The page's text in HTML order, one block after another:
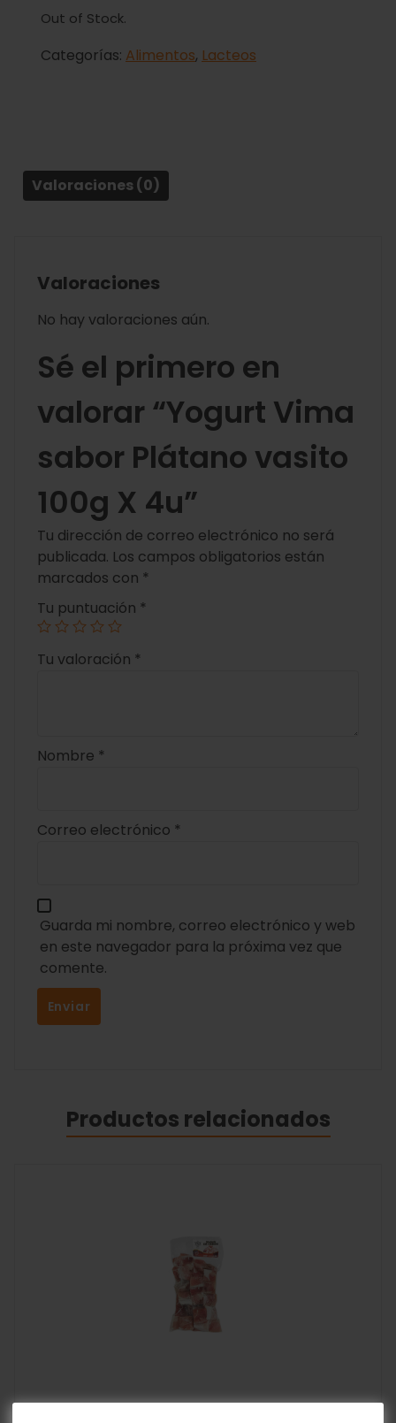
Out of Stock.
Categorías: Alimentos, Lacteos
Valoraciones (0)
Valoraciones
No hay valoraciones aún.
Sé el primero en
valorar “Yogurt Vima
sabor Plátano vasito
100g X 4u”
Tu dirección de correo electrónico no será
publicada. Los campos obligatorios están
marcados con *
Tu puntuación *
Tu valoración *
Nombre *
Correo electrónico *
Guarda mi nombre, correo electrónico y web
en este navegador para la próxima vez que
comente.
Productos relacionados